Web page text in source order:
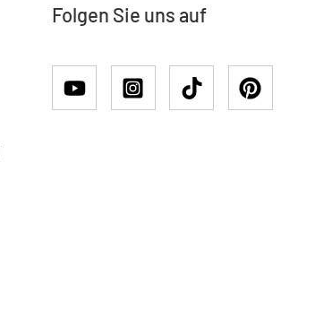
Folgen Sie uns auf